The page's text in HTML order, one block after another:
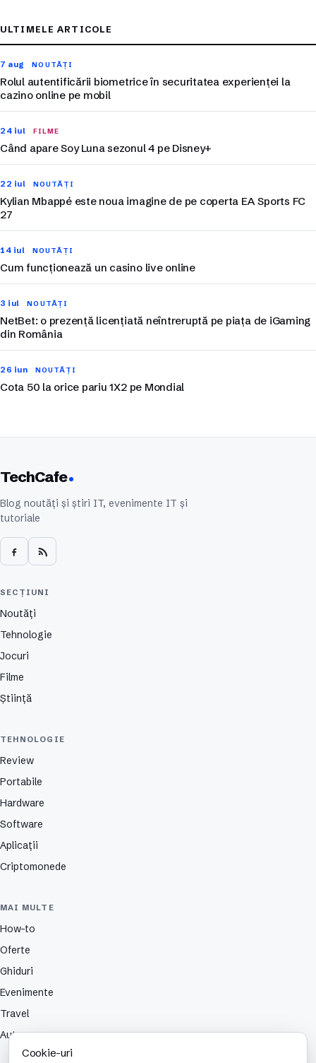
ULTIMELE ARTICOLE
7 aug NOUTĂȚI
Rolul autentificării biometrice în securitatea experienței la
cazino online pe mobil
24 iul FILME
Când apare Soy Luna sezonul 4 pe Disney+
22 iul NOUTĂȚI
Kylian Mbappé este noua imagine de pe coperta EA Sports FC
27
14 iul NOUTĂȚI
Cum funcționează un casino live online
3 iul NOUTĂȚI
NetBet: o prezență licențiată neîntreruptă pe piața de iGaming
din România
26 iun NOUTĂȚI
Cota 50 la orice pariu 1X2 pe Mondial
TechCafe
Blog noutăți și știri IT, evenimente IT și
tutoriale
SECȚIUNI
Noutăți
Tehnologie
Jocuri
Filme
Știință
TEHNOLOGIE
Review
Portabile
Hardware
Software
Aplicații
Criptomonede
MAI MULTE
How-to
Oferte
Ghiduri
Evenimente
Travel
Auto
Cookie-uri